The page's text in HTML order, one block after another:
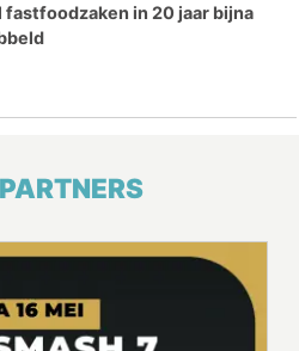
fastfoodzaken in 20 jaar bijna
PARTNERS